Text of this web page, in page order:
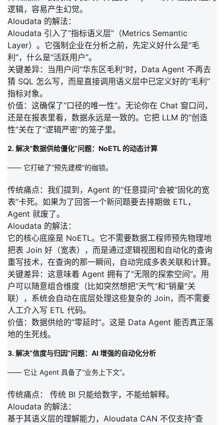
逻辑，容易产生幻觉。
Aloudata 的解法：
Aloudata 引入了“指标语义层” （Metrics Semantic
Layer）。它强制企业在分析之前，先定义好什么是“毛
利”，什么是“活跃用户”。
关键差异： 当用户问“华东区毛利”时，Data Agent 不再去
猜 SQL 怎么写，而是直接调用语义层中已定义好的“毛利”
指标对象。
价值： 这确保了“口径的唯一性”。无论你在 Chat 窗口问，
还是在报表里看，数据永远是一致的。它把 LLM 的“创造
性”关在了“逻辑严密”的笼子里。
2. 解决“数据供给僵化”问题：NoETL 的动态计算
—— 它打破了“预先建模”的枷锁。
传统痛点： 我们提到，Agent 的“任意提问”会被“固化的宽
表”卡死。如果为了回答一个新问题要去排期做 ETL，
Agent 就废了。
Aloudata 的解法：
它的核心底座是 NoETL。它不需要数据工程师预先物理地
把表 Join 好（宽表），而是通过逻辑视图和自动化的查询
重写技术，在查询的那一瞬间，自动完成多表关联和计算。
关键差异： 这意味着 Agent 拥有了“无限的探索空间”。用
户可以随意组合维度（比如突然想把“天气”和“销量”关
联），系统会自动在底层处理这些复杂的 Join，而不需要
人工介入写 ETL 代码。
价值：数据供给的“零延时”。这是 Data Agent 能否真正落
地的生死线。
3. 解决“信度与归因”问题：AI 增强的自动化分析
—— 它让 Agent 具备了“业务上下文”。
传统痛点：
传统 BI 只能给数字，不能给解释。
Aloudata 的解法：
基于其语义层的理解能力，Aloudata CAN 不仅支持“查